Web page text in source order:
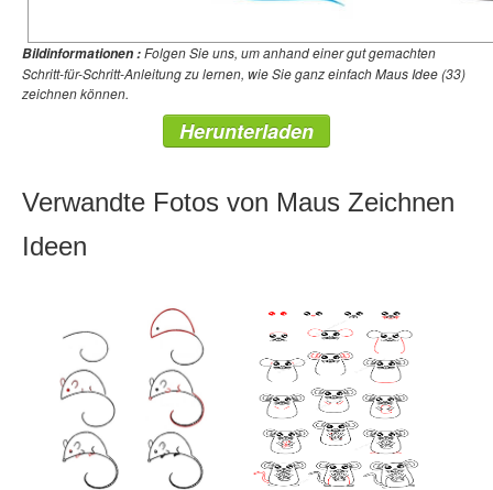
Bildinformationen :Folgen Sie uns, um anhand einer gut gemachten
Schritt-für-Schritt-Anleitung zu lernen, wie Sie ganz einfach Maus Idee (33)
zeichnen können.
Herunterladen
Verwandte Fotos von Maus Zeichnen
Ideen